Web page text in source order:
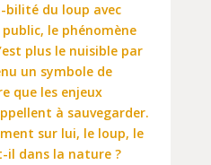
du loup avec
public, le phénomène
plus le nuisible par
un symbole de
que les enjeux
à sauvegarder.
sur lui, le loup, le
il dans la nature ?